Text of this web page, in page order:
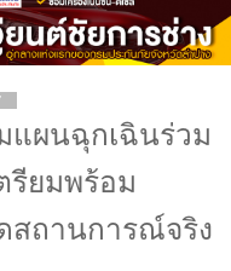
แผนฉุกเฉินร่วม
รียมพร้อม
สถานการณ์จริง